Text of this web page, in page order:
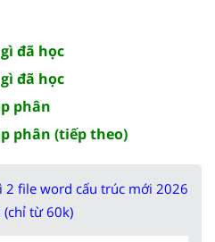
đã học
đã học
phân
phân (tiếp theo)
2 file word cấu trúc mới 2026
(chỉ từ 60k)